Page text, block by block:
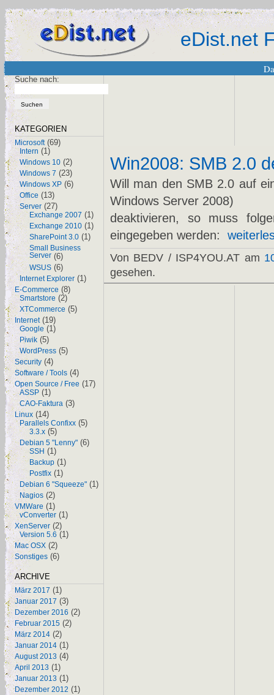
eDist.net
Suche nach:
KATEGORIEN
Microsoft(69)
Intern (1)
Windows 10 (2)
Windows 7 (23)
Windows XP (6)
Office (13)
Server (27)
Exchange 2007 (1)
Exchange 2010 (1)
SharePoint 3.0 (1)
Small Business
Server (6)
WSUS (6)
Internet Explorer (1)
E-Commerce (8)
Smartstore (2)
XTCommerce (5)
Internet(19)
Google (1)
Piwik (5)
WordPress (5)
Security (4)
Software / Tools (4)
Open Source / Free (17)
ASSP (1)
CAO-Faktura (3)
Linux (14)
Parallels Confixx (5)
3.3.x (5)
Debian 5 "Lenny" (6)
SSH (1)
Backup (1)
Postfix (1)
Debian 6 "Squeeze" (1)
Nagios (2)
VMWare (1)
vConverter (1)
XenServer (2)
Version 5.6 (1)
Mac OSX (2)
Sonstiges (6)
ARCHIVE
März 2017 (1)
Januar 2017 (3)
Dezember 2016 (2)
Februar 2015 (2)
März 2014 (2)
Januar 2014 (1)
August 2013 (4)
April 2013 (1)
Januar 2013 (1)
Dezember 2012 (1)
Win2008: SMB 2.0
Will man den SMB 2.0 auf
Windows Server 2008)
deaktivieren, so muss
eingegeben werden:
Von BEDV / ISP4YOU.AT am
gesehen.